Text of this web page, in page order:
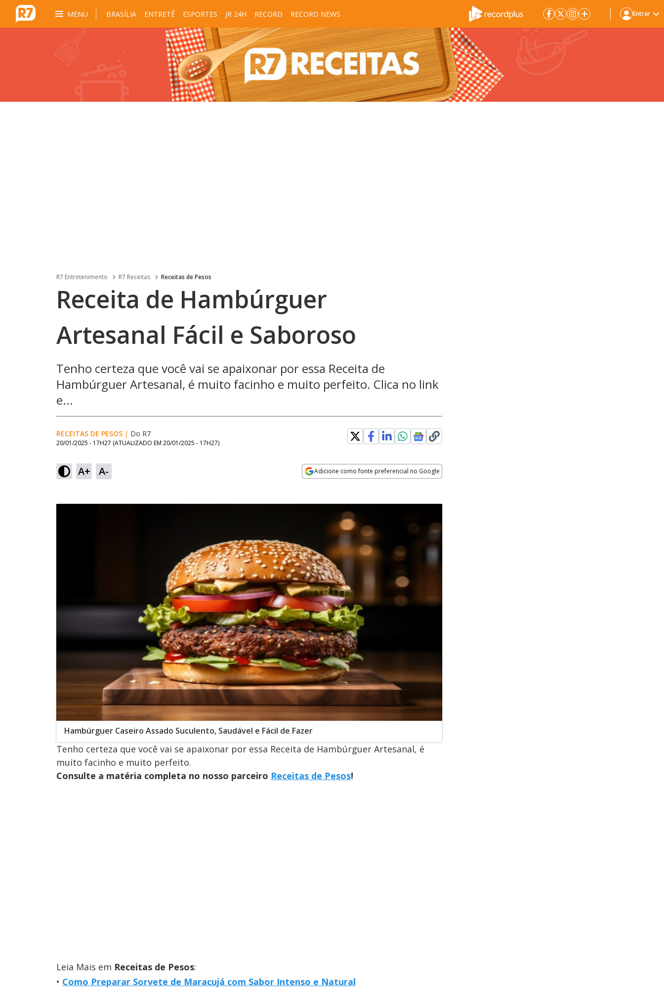
MENU BRASÍLIA ENTRETÊ ESPORTES JR 24H RECORD RECORD NEWS Entrar
R7 Entretenimento R7 Receitas Receitas de Pesos
Receita de Hambúrguer
Artesanal Fácil e Saboroso
Tenho certeza que você vai se apaixonar por essa Receita de
Hambúrguer Artesanal, é muito facinho e muito perfeito. Clica no link
e...
RECEITAS DE PESOS | Do R7
20/01/2025 - 17H27 (ATUALIZADO EM 20/01/2025 - 17H27)
A+ A- Adicione como fonte preferencial no Google
Hambúrguer Caseiro Assado Suculento, Saudável e Fácil de Fazer
Tenho certeza que você vai se apaixonar por essa Receita de Hambúrguer Artesanal, é
muito facinho e muito perfeito.
Consulte a matéria completa no nosso parceiro Receitas de Pesos!
Leia Mais em Receitas de Pesos:
Como Preparar Sorvete de Maracujá com Sabor Intenso e Natural